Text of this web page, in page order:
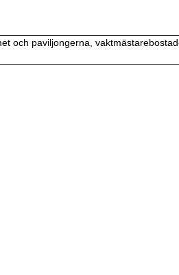
och paviljongerna,